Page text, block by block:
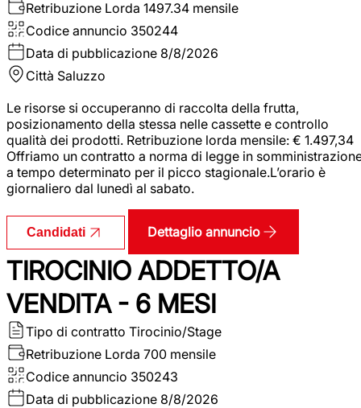
Retribuzione Lorda 1497.34 mensile
Codice annuncio 350244
Data di pubblicazione 8/8/2026
Città Saluzzo
Le risorse si occuperanno di raccolta della frutta,
posizionamento della stessa nelle cassette e controllo
qualità dei prodotti. Retribuzione lorda mensile: € 1.497,34
Offriamo un contratto a norma di legge in
a tempo determinato per il picco stagionale.L’orario è
giornaliero dal lunedì al sabato.
Candidati Dettaglio annuncio
TIROCINIO ADDETTO/A
VENDITA - 6 MESI
Tipo di contratto Tirocinio/Stage
Retribuzione Lorda 700 mensile
Codice annuncio 350243
Data di pubblicazione 8/8/2026